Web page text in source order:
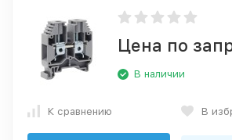
Цена по
В наличии
К сравнению В